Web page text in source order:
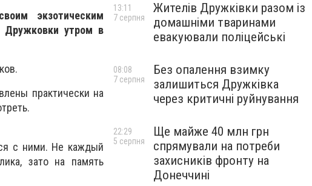
экзотическим
утром в
практически на
с ними. Не каждый
зато на память
Жителів Дружківки разом із
домашніми тваринами
евакуювали поліцейські
13:11
7 серпня
Без опалення взимку
залишиться Дружківка
через критичні руйнування
08:08
7 серпня
Ще майже 40 млн грн
спрямували на потреби
захисників фронту на
Донеччині
22:29
5 серпня